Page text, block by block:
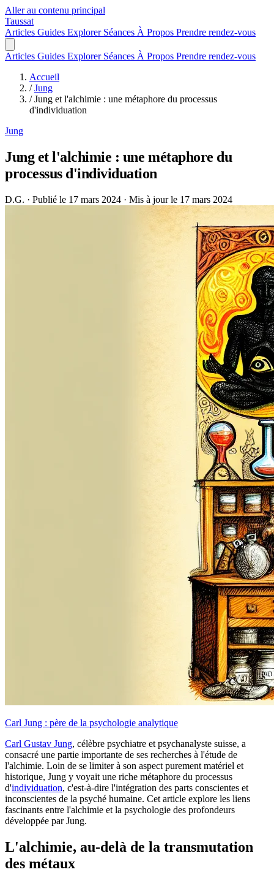
Aller au contenu principal
Taussat
Articles Guides Explorer Séances À Propos Prendre rendez-vous
Articles Guides Explorer Séances À Propos Prendre rendez-vous
Accueil
/ Jung
/ Jung et l'alchimie : une métaphore du processus
d'individuation
Jung
Jung et l'alchimie : une métaphore du
processus d'individuation
D.G. · Publié le 17 mars 2024 · Mis à jour le 17 mars 2024
Carl Jung : père de la psychologie analytique
Carl Gustav Jung, célèbre psychiatre et psychanalyste suisse, a
consacré une partie importante de ses recherches à l'étude de
l'alchimie. Loin de se limiter à son aspect purement matériel et
historique, Jung y voyait une riche métaphore du processus
d'individuation, c'est-à-dire l'intégration des parts conscientes et
inconscientes de la psyché humaine. Cet article explore les liens
fascinants entre l'alchimie et la psychologie des profondeurs
développée par Jung.
L'alchimie, au-delà de la transmutation
des métaux